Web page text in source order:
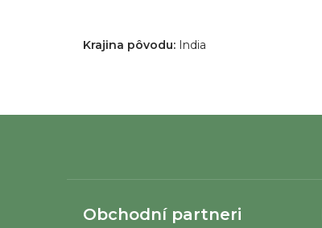
Krajina pôvodu: India
Obchodní partneri